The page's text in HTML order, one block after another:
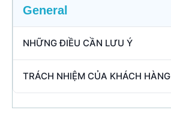
General
NHỮNG ĐIỀU CẦN LƯU Ý
TRÁCH NHIỆM CỦA KHÁCH HÀNG